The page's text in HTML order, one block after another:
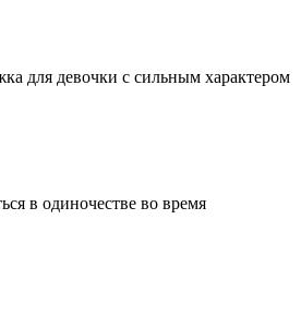
для девочки с сильным характером
в одиночестве во время